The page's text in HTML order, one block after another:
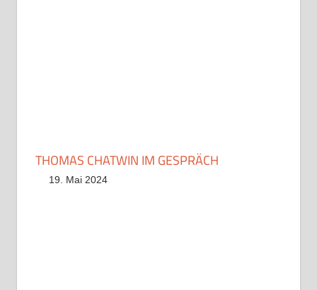
THOMAS CHATWIN IM GESPRÄCH
19. Mai 2024